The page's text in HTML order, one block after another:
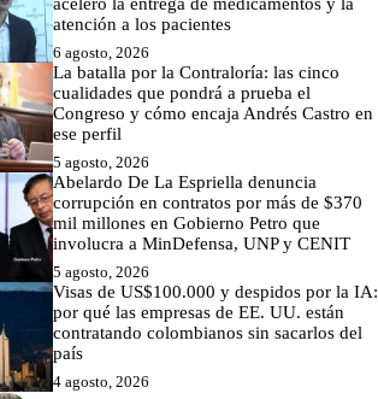
atención a los pacientes
6 agosto, 2026
La batalla por la Contraloría: las cinco
cualidades que pondrá a prueba el
Congreso y cómo encaja Andrés Castro en
ese perfil
5 agosto, 2026
Abelardo De La Espriella denuncia
corrupción en contratos por más de $370
mil millones en Gobierno Petro que
involucra a MinDefensa, UNP y CENIT
5 agosto, 2026
Visas de US$100.000 y despidos por la IA:
por qué las empresas de EE. UU. están
contratando colombianos sin sacarlos del
país
4 agosto, 2026